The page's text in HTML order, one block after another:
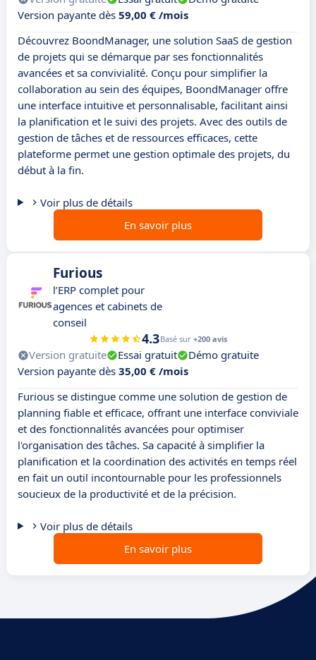
Version payante dès 59,00 € /mois
Découvrez BoondManager, une solution SaaS de gestion
de projets qui se démarque par ses fonctionnalités
avancées et sa convivialité. Conçu pour simplifier la
collaboration au sein des équipes, BoondManager offre
une interface intuitive et personnalisable, facilitant ainsi
la planification et le suivi des projets. Avec des outils de
gestion de tâches et de ressources efficaces, cette
plateforme permet une gestion optimale des projets, du
début à la fin.
Voir plus de détails
En savoir plus
Furious
l’ERP complet pour
agences et cabinets de
conseil
4.3Basé sur +200 avis
Version gratuite Essai gratuit
Démo gratuite
Version payante dès 35,00 € /mois
Furious se distingue comme une solution de gestion de
planning fiable et efficace, offrant une interface conviviale
et des fonctionnalités avancées pour optimiser
l'organisation des tâches. Sa capacité à simplifier la
planification et la coordination des activités en temps réel
en fait un outil incontournable pour les professionnels
soucieux de la productivité et de la précision.
Voir plus de détails
En savoir plus